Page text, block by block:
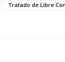
Tratado de Libre